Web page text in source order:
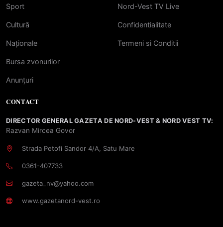
Sport
Cultură
Naționale
Bursa zvonurilor
Anunțuri
Nord-Vest TV Live
Confidentialitate
Termeni si Conditii
CONTACT
DIRECTOR GENERAL GAZETA DE NORD-VEST & NORD VEST TV:
Razvan Mircea Govor
Strada Petofi Sandor 4/A, Satu Mare
0361-407733
gazeta_nv@yahoo.com
www.gazetanord-vest.ro